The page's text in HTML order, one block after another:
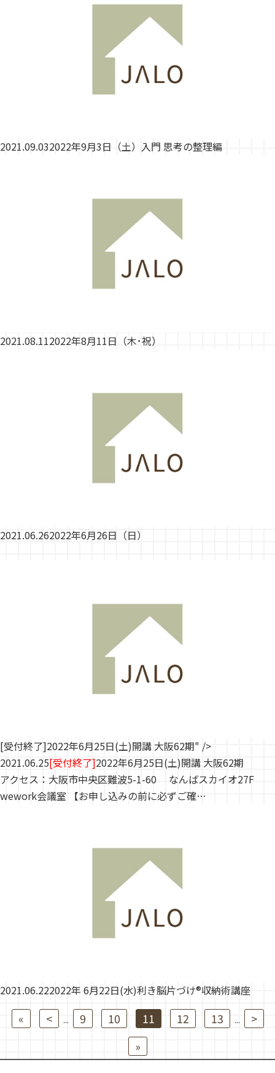
2021.09.032022年9月3日（土）入門 思考の整理編
2021.08.112022年8月11日（木･祝）
2021.06.262022年6月26日（日）
[受付終了]2022年6月25日(土)開講 大阪62期" />
2021.06.25[受付終了]2022年6月25日(土)開講 大阪62期
アクセス：大阪市中央区難波5-1-60 なんばスカイオ27F
wework会議室 【お申し込みの前に必ずご確…
2021.06.222022年 6月22日(水)利き脳片づけ®収納術講座
« < ... 9 10 11 12 13 ...
>
»